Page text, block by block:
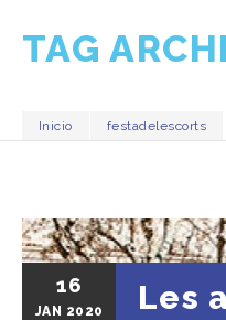
TAG
Inicio festadelescorts
16
JAN 2020
Les